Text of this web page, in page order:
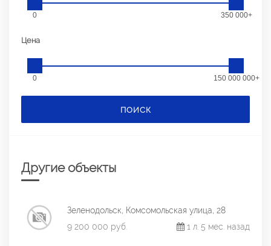
0 350 000+
Цена
0 150 000 000+
ПОИСК
Другие объекты
Зеленодольск, Комсомольская улица, 28
9 200 000 руб.
1 л. 5 мес. назад